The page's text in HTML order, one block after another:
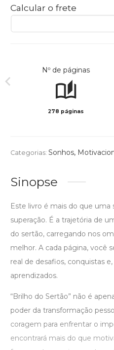
Calcular o frete
Nº de páginas
278 páginas
Categorias: Sonhos,
Sinopse
Este livro é mais do que uma
superação. É a trajetória de
do sertão, carregando nos
melhor. A cada página, você
real de desafios, conquistas
aprendizados.
“Brilho do Sertão” não é
poder da transformação
coragem para enfrentar o
encontrará mais do que